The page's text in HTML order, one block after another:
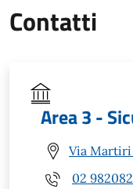
Contatti
Area 3 -
Via Martiri
02